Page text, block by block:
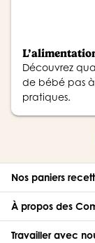
Découvrez
de bébé pas à
pratiques.
Nos paniers
À propos des
Travailler avec